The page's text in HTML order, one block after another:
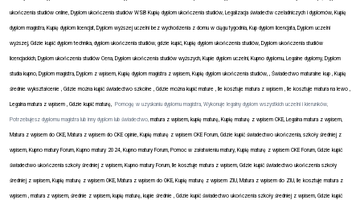
ukończenia studiów online, Dyplom ukończenia studiów WSB Kupię dyplom ukończenia studiów, Legalizacja świadectw czeladniczych i dyplomów, Kupię
dyplom magistra, Kupię dyplom licencjat, Dyplom wyższej uczelni bez wychodzenia z domu w ciągu tygodnia, Kup dyplom licencjata, Dyplom uczelni
wyższej, Gdzie kupić dyplom technika, dyplom ukończenia studiów, gdzie kupić, Kupię dyplom ukończenia studiów, Dyplom ukończenia studiów
licencjackich, Dyplom ukończenia studiów Cena, Dyplom ukończenia studiów wyższych, Kupie dyplom uczelni, Kupno dyplomu, Legalne dyplomy, Dyplom
studia kupno, Dyplom magistra, Dyplom z wpisem, Kupię dyplom magistra z wpisem, Kupię dyplom ukończenia studiów, , Świadectwo maturalne kup , Kupię
średnie wykształcenie , Gdzie można kupić świadectwo szkolne , Gdzie można kupić mature , Ile kosztuje matura z wpisem , Ile kosztuje matura na lewo ,
Legalna matura z wpisem , Gdzie kupić maturę, Pomogę w uzyskaniu dyplomu magistra, Wykonuje legalny dyplom wszystkich uczelni i kierunków,
Potrzebujesz dyplomu magistra lub inny dyplom lub świadectwo, matura z wpisem, kupię maturę, Kupię maturę z wpisem CKE, Legalna matura z wpisem,
Matura z wpisem do CKE, Matura z wpisem do CKE opinie, Kupię maturę z wpisem CKE Forum, Gdzie kupić świadectwo ukończenia, szkoły średniej z
wpisem, Kupno matury Forum, Kupno matury 2024, Kupno matury Forum, Pomoc w załatwieniu matury, Kupię maturę z wpisem CKE Forum, Gdzie kupić
świadectwo ukończenia szkoły średniej z wpisem, Kupno matury Forum, Ile kosztuje matura z wpisem, Gdzie kupić świadectwo ukończenia szkoły
średniej z wpisem, Kupię maturę z wpisem OKE, Matura z wpisem do OKE, Kupię maturę z wpisem ZIU, Matura z wpisem do ZIU, Ile kosztuje matura z
wpisem , matura z wpisem, średnie z wpisem, kupię maturę, kupie średnie , Gdzie kupić świadectwo ukończenia szkoły średniej z wpisem, Gdzie kupić